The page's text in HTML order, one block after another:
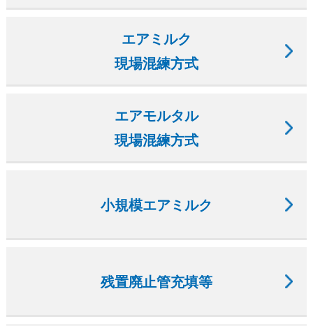
エアミルク
現場混練方式
エアモルタル
現場混練方式
小規模エアミルク
残置廃止管充填等